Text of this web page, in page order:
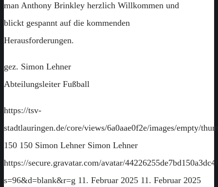
man Anthony Brinkley herzlich Willkommen und
blickt gespannt auf die kommenden
Herausforderungen.
gez. Simon Lehner
Abteilungsleiter Fußball
https://tsv-
stadtlauringen.de/core/views/6a0aae0f2e/images/empty/
150 150 Simon Lehner Simon Lehner
https://secure.gravatar.com/avatar/
s=96&d=blank&r=g 11. Februar 2025 11. Februar 2025